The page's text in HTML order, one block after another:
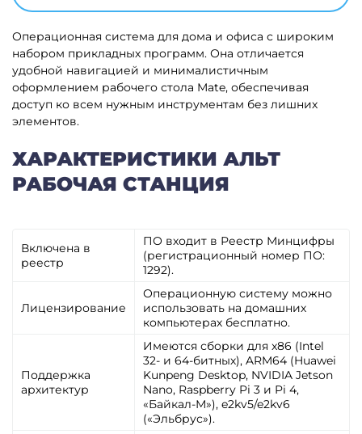
Операционная система для дома и офиса с широким
набором прикладных программ. Она отличается
удобной навигацией и минималистичным
оформлением рабочего стола Mate, обеспечивая
доступ ко всем нужным инструментам без лишних
элементов.
ХАРАКТЕРИСТИКИ АЛЬТ
РАБОЧАЯ СТАНЦИЯ
Включена в
реестр
ПО входит в Реестр Минцифры
(регистрационный номер ПО:
1292).
Лицензирование
Операционную систему можно
использовать на домашних
компьютерах бесплатно.
Поддержка
архитектур
Имеются сборки для x86 (Intel
32- и 64-битных), ARM64 (Huawei
Kunpeng Desktop, NVIDIA Jetson
Nano, Raspberry Pi 3 и Pi 4,
«Байкал-М»), e2kv5/e2kv6
(«Эльбрус»).